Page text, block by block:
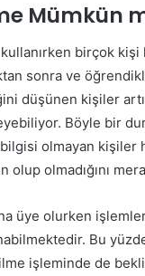
Mümkün
birçok kişi
sonra ve
düşünen kişiler
Böyle bir
olmayan kişiler
olup olmadığını
üye olurken
Bu
işleminde de